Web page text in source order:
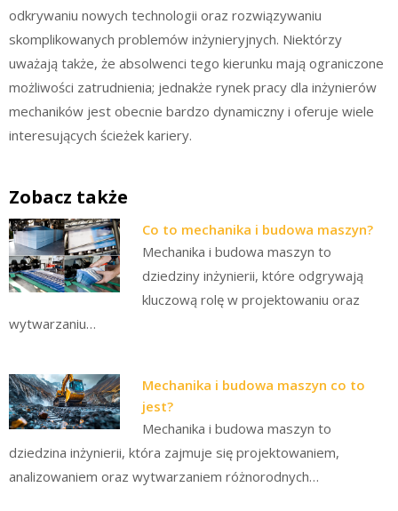
odkrywaniu nowych technologii oraz rozwiązywaniu
skomplikowanych problemów inżynieryjnych. Niektórzy
uważają także, że absolwenci tego kierunku mają ograniczone
możliwości zatrudnienia; jednakże rynek pracy dla inżynierów
mechaników jest obecnie bardzo dynamiczny i oferuje wiele
interesujących ścieżek kariery.
Zobacz także
Co to mechanika i budowa maszyn?
Mechanika i budowa maszyn to
dziedziny inżynierii, które odgrywają
kluczową rolę w projektowaniu oraz
wytwarzaniu…
Mechanika i budowa maszyn co to
jest?
Mechanika i budowa maszyn to
dziedzina inżynierii, która zajmuje się projektowaniem,
analizowaniem oraz wytwarzaniem różnorodnych…